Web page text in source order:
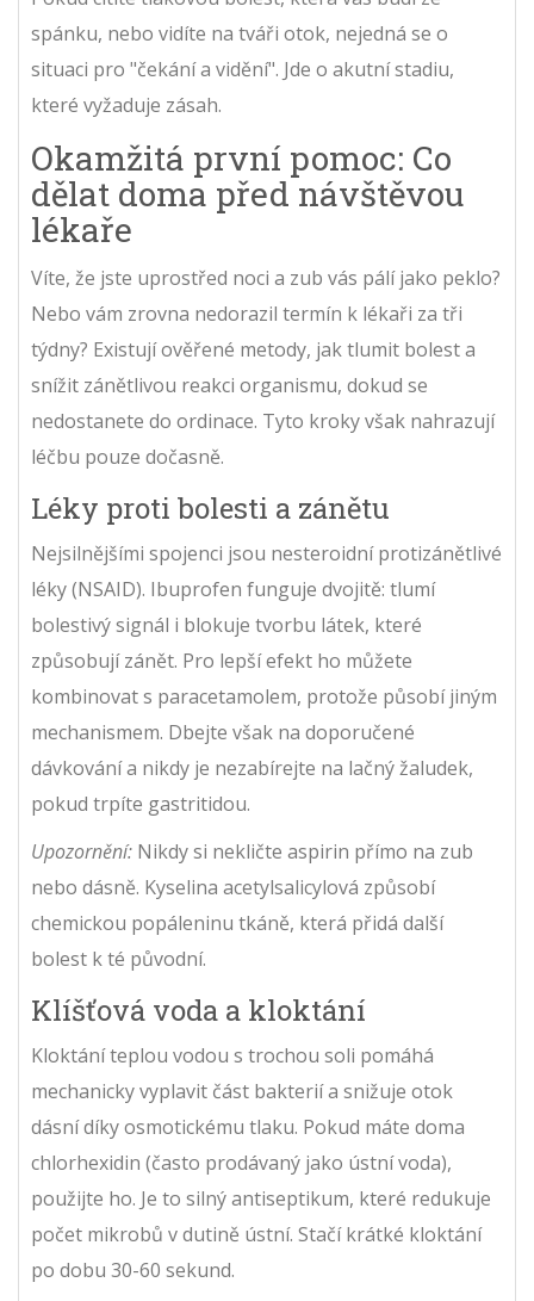
spánku, nebo vidíte na tváři otok, nejedná se o
situaci pro "čekání a vidění". Jde o akutní stadiu,
které vyžaduje zásah.
Okamžitá první pomoc: Co
dělat doma před návštěvou
lékaře
Víte, že jste uprostřed noci a zub vás pálí jako peklo?
Nebo vám zrovna nedorazil termín k lékaři za tři
týdny? Existují ověřené metody, jak tlumit bolest a
snížit zánětlivou reakci organismu, dokud se
nedostanete do ordinace. Tyto kroky však nahrazují
léčbu pouze dočasně.
Léky proti bolesti a zánětu
Nejsilnějšími spojenci jsou nesteroidní protizánětlivé
léky (NSAID). Ibuprofen funguje dvojitě: tlumí
bolestivý signál i blokuje tvorbu látek, které
způsobují zánět. Pro lepší efekt ho můžete
kombinovat s paracetamolem, protože působí jiným
mechanismem. Dbejte však na doporučené
dávkování a nikdy je nezabírejte na lačný žaludek,
pokud trpíte gastritidou.
Upozornění: Nikdy si nekličte aspirin přímo na zub
nebo dásně. Kyselina acetylsalicylová způsobí
chemickou popáleninu tkáně, která přidá další
bolest k té původní.
Klíšťová voda a kloktání
Kloktání teplou vodou s trochou soli pomáhá
mechanicky vyplavit část bakterií a snižuje otok
dásní díky osmotickému tlaku. Pokud máte doma
chlorhexidin (často prodávaný jako ústní voda),
použijte ho. Je to silný antiseptikum, které redukuje
počet mikrobů v dutině ústní. Stačí krátké kloktání
po dobu 30-60 sekund.